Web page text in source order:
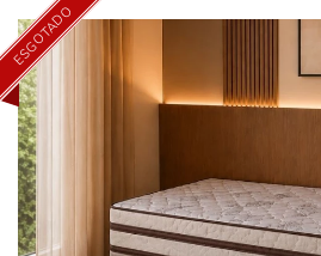
ESGOTADO